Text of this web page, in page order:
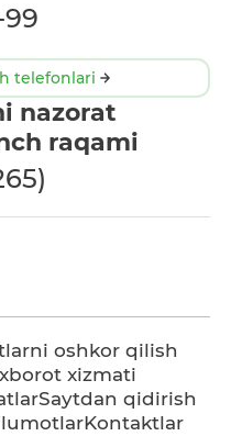
99
telefonlari
nazorat
raqami
oshkor qilish
xizmati
Saytdan qidirish
Kontaktlar